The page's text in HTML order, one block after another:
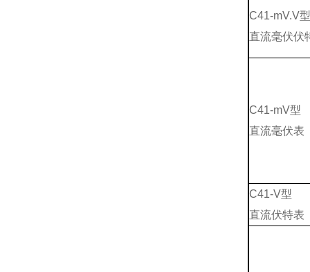
C41-mV.V
直流毫伏伏
C41-mV型
直流毫伏表
C41-V型
直流伏特表